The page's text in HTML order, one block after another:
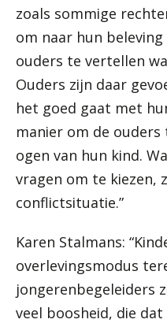
zoals sommige
om naar hun
ouders te vertellen
Ouders zijn daar
het goed gaat met
manier om de
ogen van hun kind.
vragen om te kiezen,
conflictsituatie.”
Karen Stalmans:
overlevingsmodus
jongerenbegeleiders
veel boosheid, die